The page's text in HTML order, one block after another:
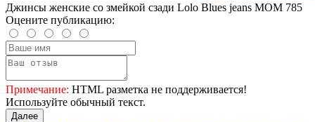
Джинсы женские со змейкой сзади Lolo Blues jeans MOM 785
Оцените публикацию:
Примечание: HTML разметка не поддерживается!
Используйте обычный текст.
Далее